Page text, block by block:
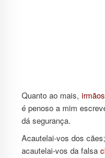
Quanto ao mais, irmãos
é penoso a mim
dá segurança.
Acautelai-vos dos
acautelai-vos da falsa